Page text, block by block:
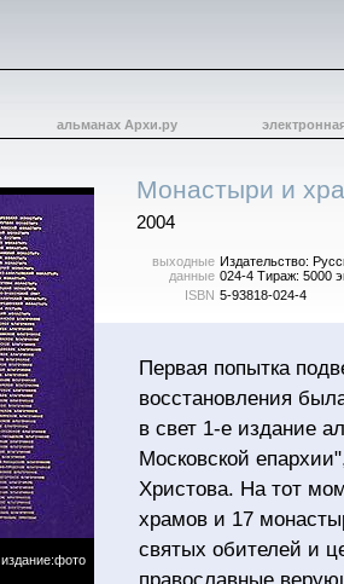
альманах Архи.ру
издание:фото
Монастыри и
2004
выходные
данные
Издательство:
024-4 Тираж: 5000
ISBN 5-93818-024-4
Первая попытка
восстановления
в свет 1-е издание
Московской
Христова. На тот
храмов и 17
святых обителей и
православные